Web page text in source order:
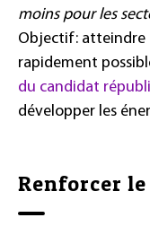
moins pour les
Objectif: atteindre
rapidement
du candidat
développer les
Renforcer